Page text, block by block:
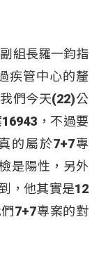
組長羅一鈞指
疾管中心的釐
們今天(22)公
，不過要
的屬於7+7專
是陽性，另外
，他其實是12
7+7專案的對